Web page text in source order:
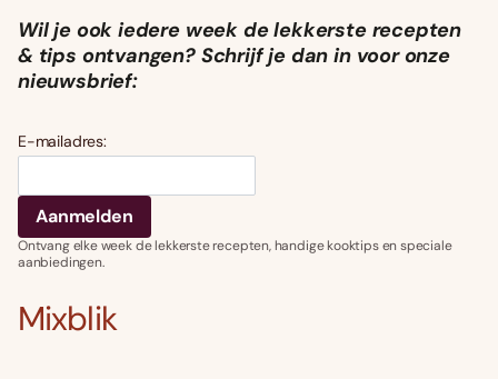
Wil je ook iedere week de lekkerste recepten
& tips ontvangen? Schrijf je dan in voor onze
nieuwsbrief:
E-mailadres:
Ontvang elke week de lekkerste recepten, handige kooktips en speciale
aanbiedingen.
Mixblik